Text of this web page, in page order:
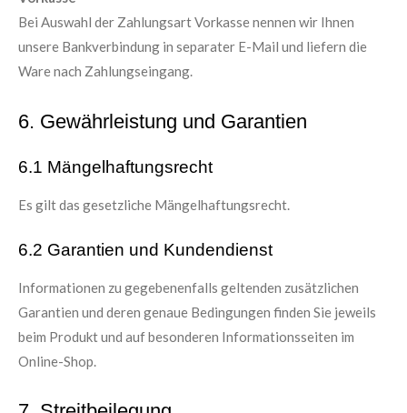
Bei Auswahl der Zahlungsart Vorkasse nennen wir Ihnen
unsere Bankverbindung in separater E-Mail und liefern die
Ware nach Zahlungseingang.
6. Gewährleistung und Garantien​​​​​​​
6.1 Mängelhaftungsrecht
Es gilt das gesetzliche Mängelhaftungsrecht.
6.2 Garantien und Kundendienst
Informationen zu gegebenenfalls geltenden zusätzlichen
Garantien und deren genaue Bedingungen finden Sie jeweils
beim Produkt und auf besonderen Informationsseiten im
Online-Shop.